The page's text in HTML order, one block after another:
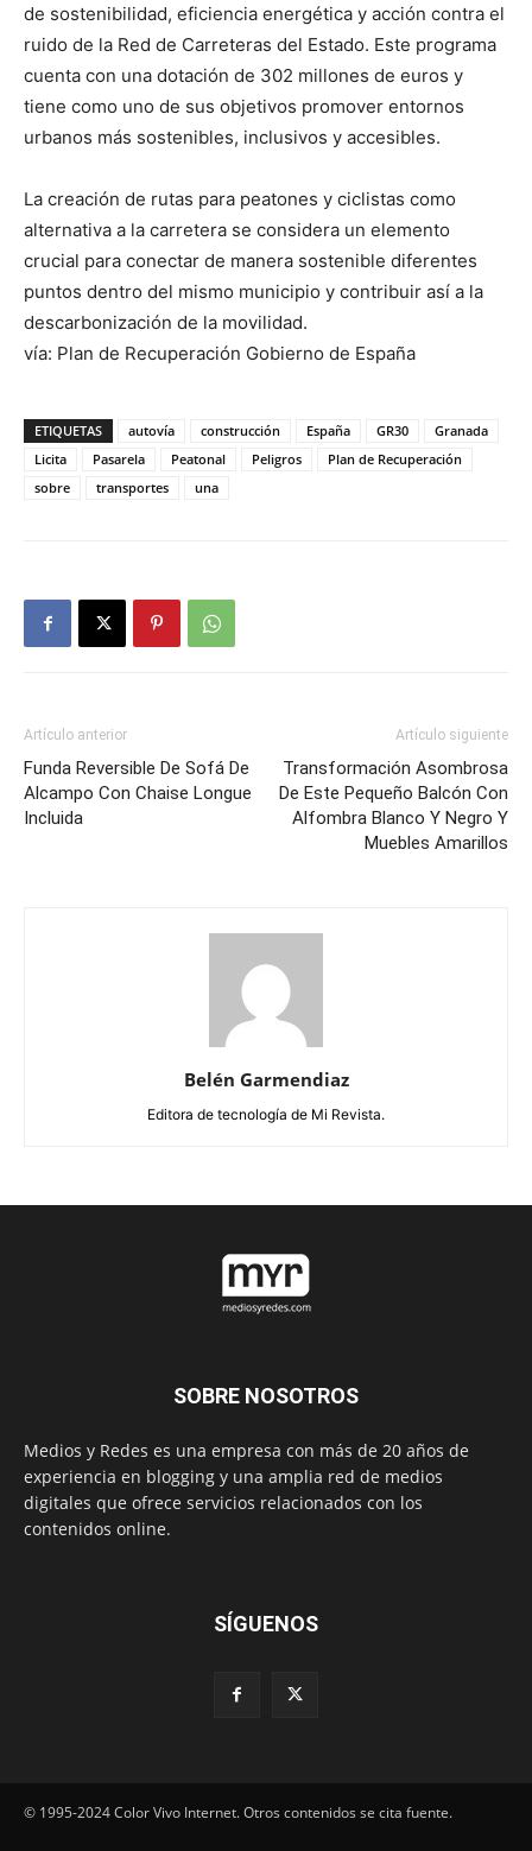
de sostenibilidad, eficiencia energética y acción contra el
ruido de la Red de Carreteras del Estado. Este programa
cuenta con una dotación de 302 millones de euros y
tiene como uno de sus objetivos promover entornos
urbanos más sostenibles, inclusivos y accesibles.
La creación de rutas para peatones y ciclistas como
alternativa a la carretera se considera un elemento
crucial para conectar de manera sostenible diferentes
puntos dentro del mismo municipio y contribuir así a la
descarbonización de la movilidad.
vía: Plan de Recuperación Gobierno de España
ETIQUETAS autovía construcción España GR30
Granada
Licita
Pasarela Peatonal Peligros
Plan de Recuperación
sobre
transportes una
Artículo anterior
Funda Reversible De Sofá De
Alcampo Con Chaise Longue
Incluida
Artículo siguiente
Transformación Asombrosa
De Este Pequeño Balcón Con
Alfombra Blanco Y Negro Y
Muebles Amarillos
Belén Garmendiaz
Editora de tecnología de Mi Revista.
SOBRE NOSOTROS
Medios y Redes es una empresa con más de 20 años de
experiencia en blogging y una amplia red de medios
digitales que ofrece servicios relacionados con los
contenidos online.
SÍGUENOS
© 1995-2024 Color Vivo Internet. Otros contenidos se cita fuente.